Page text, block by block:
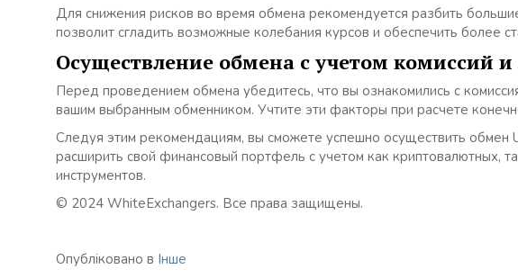
Для снижения рисков во время обмена рекомендуется разбить
позволит сгладить возможные колебания курсов и обеспечить более
Осуществление обмена с учетом комиссий
Перед проведением обмена убедитесь, что вы ознакомились с
вашим выбранным обменником. Учтите эти факторы при расчете
Следуя этим рекомендациям, вы сможете успешно осуществить обмен
расширить свой финансовый портфель с учетом как криптовалютных,
инструментов.
© 2024 WhiteExchangers. Все права защищены.
Опубліковано в Інше